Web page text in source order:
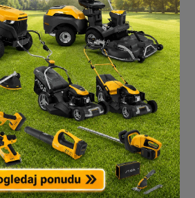
sa svom dodatnom opremom i
za instalaciju, kako je utvrđeno
ili
s ažuriranjima kako je utvrđeno
za upotrebu u svrhe za koje bi se
koristila, uzimajući u obzir sve
propise Republike Hrvatske, tehničke
tehničkih standarda nema, primjenjive
području ako oni postoje,